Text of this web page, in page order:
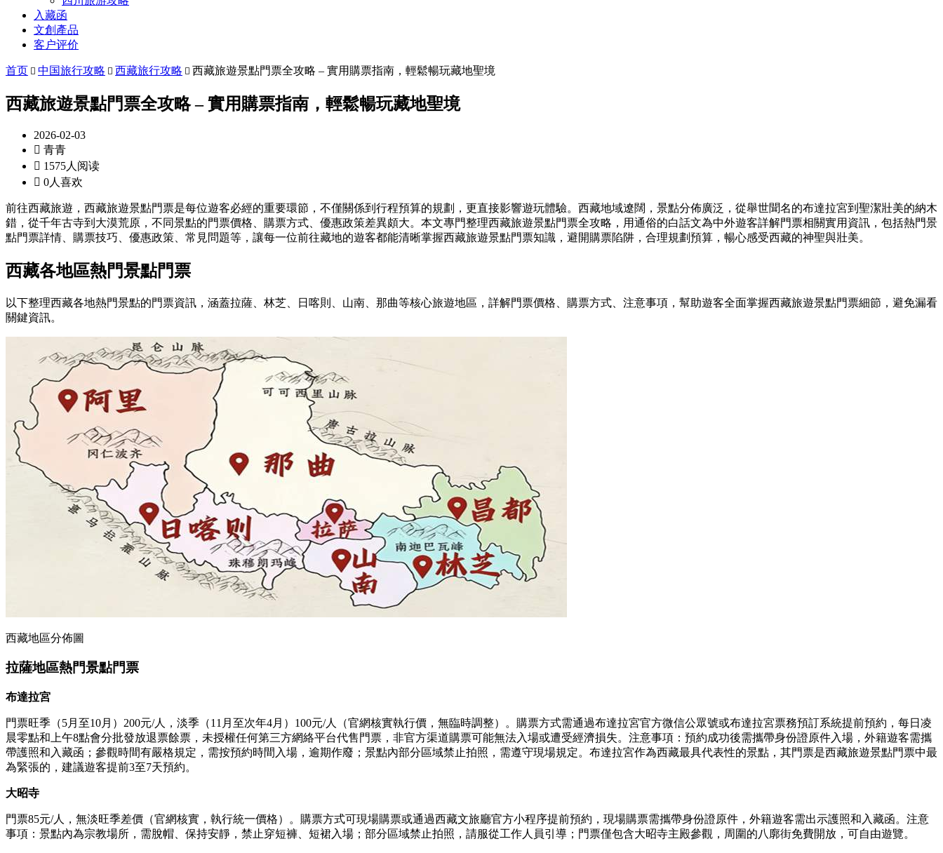
入藏函
文創產品
客户评价
首页  中国旅行攻略  西藏旅行攻略  西藏旅遊景點門票全攻略 – 實用購票指南，輕鬆暢玩藏地聖境
西藏旅遊景點門票全攻略 – 實用購票指南，輕鬆暢玩藏地聖境
2026-02-03
 青青
 1575人阅读
 0人喜欢
前往西藏旅遊，西藏旅遊景點門票是每位遊客必經的重要環節，不僅關係到行程預算的規劃，更直接影響遊玩體驗。西藏地域遼闊，景點分佈廣泛，從舉世聞名的布達拉宮到聖潔壯美的納木
錯，從千年古寺到大漠荒原，不同景點的門票價格、購票方式、優惠政策差異頗大。本文專門整理西藏旅遊景點門票全攻略，用通俗的白話文為中外遊客詳解門票相關實用資訊，包括熱門景
點門票詳情、購票技巧、優惠政策、常見問題等，讓每一位前往藏地的遊客都能清晰掌握西藏旅遊景點門票知識，避開購票陷阱，合理規劃預算，暢心感受西藏的神聖與壯美。
西藏各地區熱門景點門票
以下整理西藏各地熱門景點的門票資訊，涵蓋拉薩、林芝、日喀則、山南、那曲等核心旅遊地區，詳解門票價格、購票方式、注意事項，幫助遊客全面掌握西藏旅遊景點門票細節，避免漏看
關鍵資訊。
西藏地區分佈圖
拉薩地區熱門景點門票
布達拉宮
門票旺季（5月至10月）200元/人，淡季（11月至次年4月）100元/人（官網核實執行價，無臨時調整）。購票方式需通過布達拉宮官方微信公眾號或布達拉宮票務預訂系統提前預約，每日凌
晨零點和上午8點會分批發放退票餘票，未授權任何第三方網絡平台代售門票，非官方渠道購票可能無法入場或遭受經濟損失。注意事項：預約成功後需攜帶身份證原件入場，外籍遊客需攜
帶護照和入藏函；參觀時間有嚴格規定，需按預約時間入場，逾期作廢；景點內部分區域禁止拍照，需遵守現場規定。布達拉宮作為西藏最具代表性的景點，其門票是西藏旅遊景點門票中最
為緊張的，建議遊客提前3至7天預約。
大昭寺
門票85元/人，無淡旺季差價（官網核實，執行統一價格）。購票方式可現場購票或通過西藏文旅廳官方小程序提前預約，現場購票需攜帶身份證原件，外籍遊客需出示護照和入藏函。注意
事項：景點內為宗教場所，需脫帽、保持安靜，禁止穿短褲、短裙入場；部分區域禁止拍照，請服從工作人員引導；門票僅包含大昭寺主殿參觀，周圍的八廓街免費開放，可自由遊覽。